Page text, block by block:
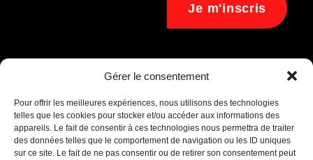
Gérer le consentement
Pour offrir les meilleures expériences, nous utilisons des technologies
telles que les cookies pour stocker et/ou accéder aux informations des
appareils. Le fait de consentir à ces technologies nous permettra de traiter
des données telles que le comportement de navigation ou les ID uniques
sur ce site. Le fait de ne pas consentir ou de retirer son consentement peut
Assistant B.EASE
Je m'inscris